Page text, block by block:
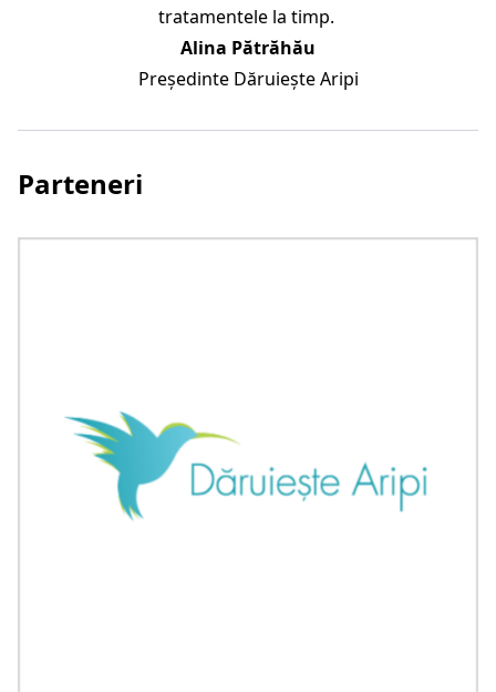
tratamentele la timp.
Alina Pătrăhău
Președinte Dăruiește Aripi
Parteneri